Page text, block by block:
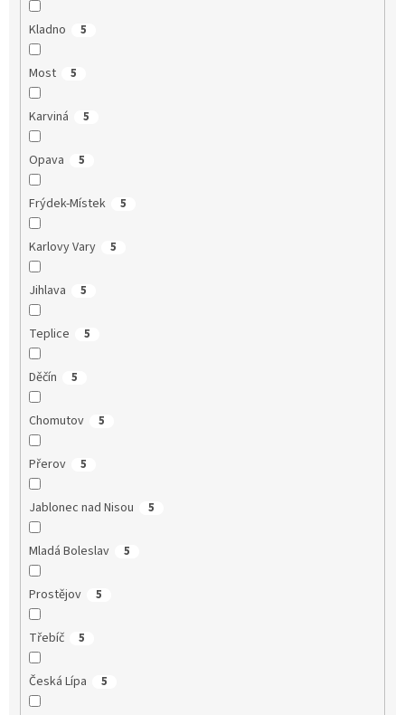
Kladno 5
Most 5
Karviná 5
Opava 5
Frýdek-Místek 5
Karlovy Vary 5
Jihlava 5
Teplice 5
Děčín 5
Chomutov 5
Přerov 5
Jablonec nad Nisou 5
Mladá Boleslav 5
Prostějov 5
Třebíč 5
Česká Lípa 5